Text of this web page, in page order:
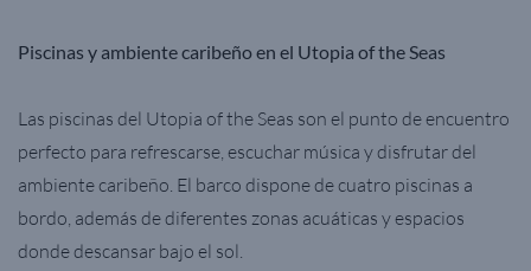
Piscinas y ambiente caribeño en el Utopia of the Seas
Las piscinas del Utopia of the Seas son el punto de encuentro
perfecto para refrescarse, escuchar música y disfrutar del
ambiente caribeño. El barco dispone de cuatro piscinas a
bordo, además de diferentes zonas acuáticas y espacios
donde descansar bajo el sol.